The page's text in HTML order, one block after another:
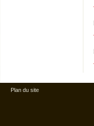
Plan du site